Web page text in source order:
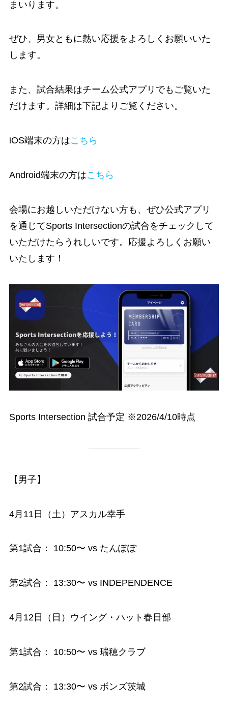
まいります。
ぜひ、男女ともに熱い応援をよろしくお願いいた
します。
また、試合結果はチーム公式アプリでもご覧いた
だけます。詳細は下記よりご覧ください。
iOS端末の方はこちら
Android端末の方はこちら
会場にお越しいただけない方も、ぜひ公式アプリ
を通じてSports Intersectionの試合をチェックして
いただけたらうれしいです。応援よろしくお願い
いたします！
Sports Intersection 試合予定 ※2026/4/10時点
【男子】
4月11日（土）アスカル幸手
第1試合： 10:50〜 vs たんぽぽ
第2試合： 13:30〜 vs INDEPENDENCE
4月12日（日）ウイング・ハット春日部
第1試合： 10:50〜 vs 瑞穂クラブ
第2試合： 13:30〜 vs ボンズ茨城